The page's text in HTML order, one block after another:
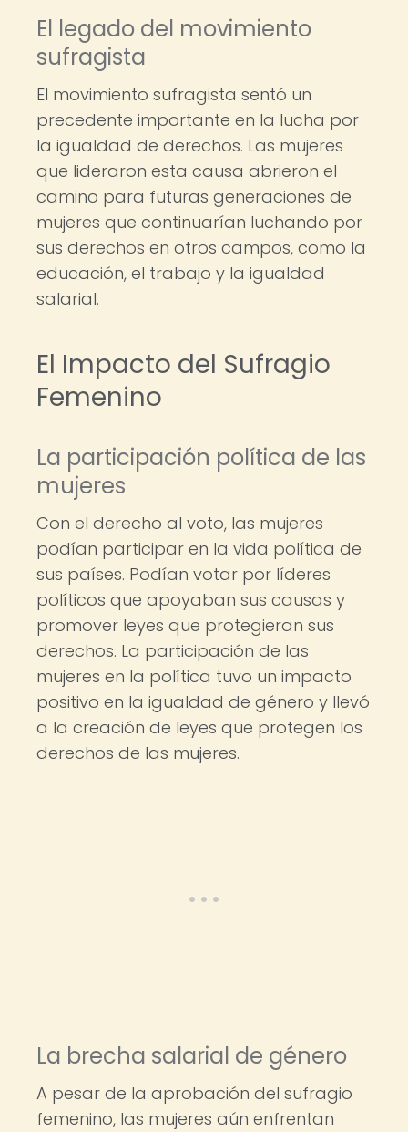
El legado del movimiento
sufragista
El movimiento sufragista sentó un
precedente importante en la lucha por
la igualdad de derechos. Las mujeres
que lideraron esta causa abrieron el
camino para futuras generaciones de
mujeres que continuarían luchando por
sus derechos en otros campos, como la
educación, el trabajo y la igualdad
salarial.
El Impacto del Sufragio
Femenino
La participación política de las
mujeres
Con el derecho al voto, las mujeres
podían participar en la vida política de
sus países. Podían votar por líderes
políticos que apoyaban sus causas y
promover leyes que protegieran sus
derechos. La participación de las
mujeres en la política tuvo un impacto
positivo en la igualdad de género y llevó
a la creación de leyes que protegen los
derechos de las mujeres.
La brecha salarial de género
A pesar de la aprobación del sufragio
femenino, las mujeres aún enfrentan